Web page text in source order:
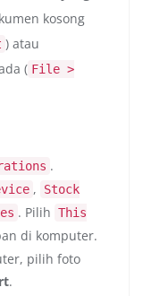
kosong
) atau
( File >
.
,
Stock
. Pilih This
di komputer.
pilih foto
.